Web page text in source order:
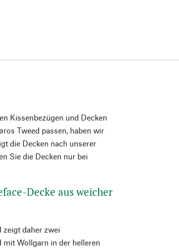
Kissenbezügen und Decken
Tweed passen, haben wir
die Decken nach unserer
Sie die Decken nur bei
Decke aus weicher
zeigt daher zwei
mit Wollgarn in der helleren